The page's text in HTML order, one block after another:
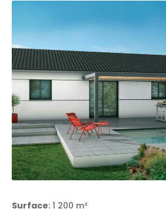
Surface: 1 200 m²